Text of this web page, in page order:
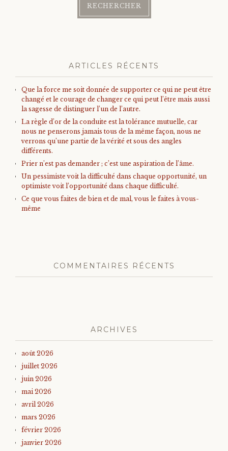
ARTICLES RÉCENTS
Que la force me soit donnée de supporter ce qui ne peut être
changé et le courage de changer ce qui peut l’être mais aussi
la sagesse de distinguer l’un de l’autre.
La règle d’or de la conduite est la tolérance mutuelle, car
nous ne penserons jamais tous de la même façon, nous ne
verrons qu’une partie de la vérité et sous des angles
différents.
Prier n’est pas demander ; c’est une aspiration de l’âme.
Un pessimiste voit la difficulté dans chaque opportunité, un
optimiste voit l’opportunité dans chaque difficulté.
Ce que vous faites de bien et de mal, vous le faites à vous-
même
COMMENTAIRES RÉCENTS
ARCHIVES
août 2026
juillet 2026
juin 2026
mai 2026
avril 2026
mars 2026
février 2026
janvier 2026